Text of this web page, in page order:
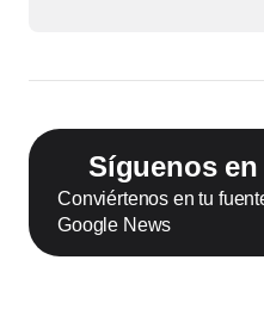
Síguenos
Conviértenos en tu
Google News